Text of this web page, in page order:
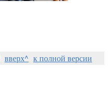
вверх^ к полной версии